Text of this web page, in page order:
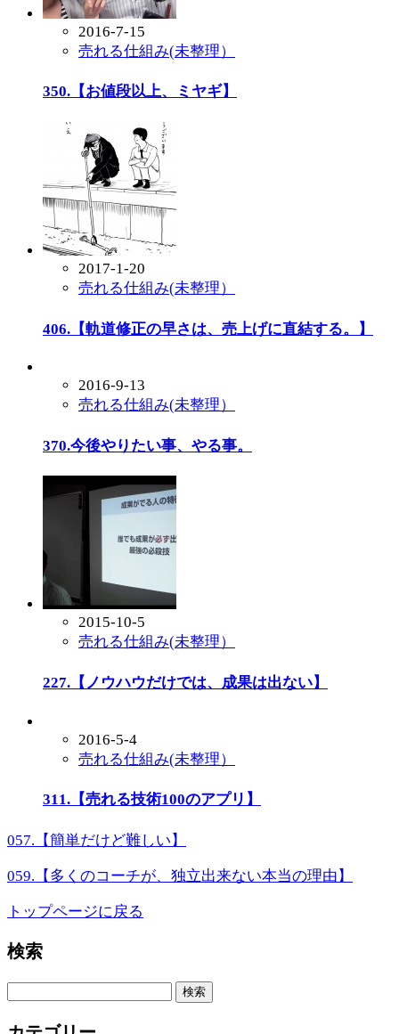
2016-7-15
売れる仕組み(未整理）
350.【お値段以上、ミヤギ】
2017-1-20
売れる仕組み(未整理）
406.【軌道修正の早さは、売上げに直結する。】
2016-9-13
売れる仕組み(未整理）
370.今後やりたい事、やる事。
2015-10-5
売れる仕組み(未整理）
227.【ノウハウだけでは、成果は出ない】
2016-5-4
売れる仕組み(未整理）
311.【売れる技術100のアプリ】
057.【簡単だけど難しい】
059.【多くのコーチが、独立出来ない本当の理由】
トップページに戻る
検索